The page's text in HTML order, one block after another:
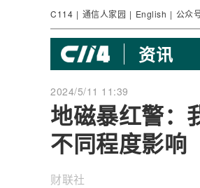
C114 | 通信人家园 | English | 公众
资讯
2024/5/11 11:39
地磁暴红警：
不同程度影响
财联社